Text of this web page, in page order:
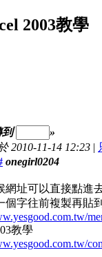
2003教學
到
»
2010-11-14 12:23 |
onegirl0204
網址可以直接點進
個字往前複製再貼
教學